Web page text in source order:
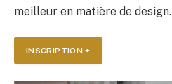
meilleur en matière de design.
INSCRIPTION +